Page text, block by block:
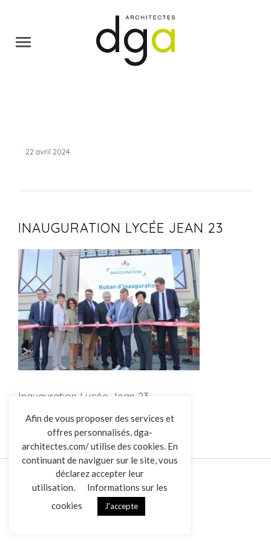
L’AGENCE
RÉALISATIONS
ACTUALITÉS
CONTACT
· 22 avril 2024
INAUGURATION LYCÉE JEAN 23
Inauguration Lycée Jean 23
Afin de vous proposer des services et
offres personnalisés, dga-
architectes.com/ utilise des cookies. En
continuant de naviguer sur le site, vous
déclarez accepter leur
utilisation.
Informations sur les
cookies
J'accepte